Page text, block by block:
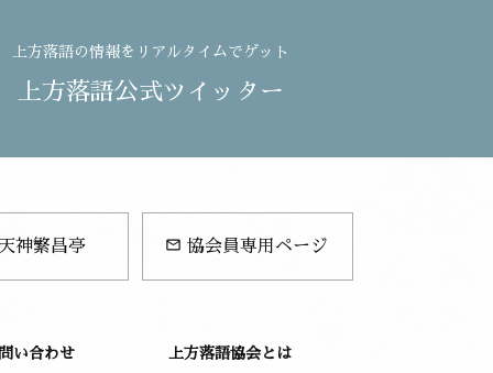
上方落語の情報をリアルタイムでゲット
上方落語公式ツイッター
神繁昌亭 mail_outline 協会員専用ページ
い合わせ 上方落語協会とは